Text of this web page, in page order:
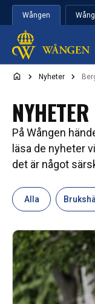
Hoppa till innehåll
Wången
Nyheter
NYHETER
På Wången
läsa de nyheter
det är något
Alla